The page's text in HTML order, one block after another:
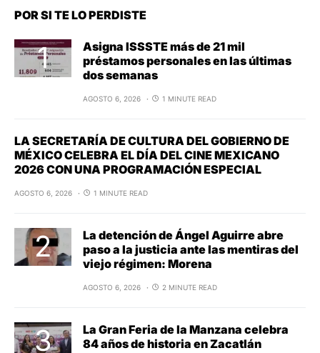
POR SI TE LO PERDISTE
Asigna ISSSTE más de 21 mil
préstamos personales en las últimas
dos semanas
AGOSTO 6, 2026 1 MINUTE READ
LA SECRETARÍA DE CULTURA DEL GOBIERNO DE
MÉXICO CELEBRA EL DÍA DEL CINE MEXICANO
2026 CON UNA PROGRAMACIÓN ESPECIAL
AGOSTO 6, 2026 1 MINUTE READ
La detención de Ángel Aguirre abre
paso a la justicia ante las mentiras del
viejo régimen: Morena
AGOSTO 6, 2026 2 MINUTE READ
La Gran Feria de la Manzana celebra
84 años de historia en Zacatlán